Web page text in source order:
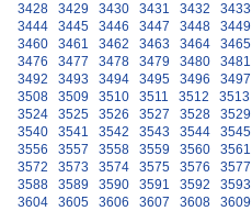
3428
3429 3430 3431 3432 3433
3444
3445 3446 3447 3448 3449
3460
3461 3462 3463 3464 3465
3476
3477 3478 3479 3480 3481
3492
3493 3494 3495 3496 3497
3508
3509 3510 3511 3512 3513
3524
3525 3526 3527 3528 3529
3540
3541 3542 3543 3544 3545
3556
3557 3558 3559 3560 3561
3572
3573 3574 3575 3576 3577
3588
3589 3590 3591 3592 3593
3604
3605 3606 3607 3608 3609